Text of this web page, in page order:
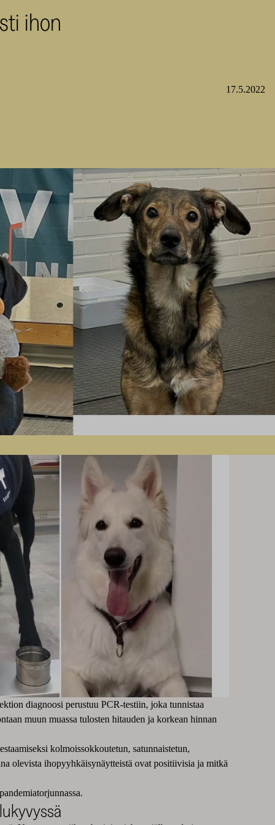
ihon
17.5.2022
diagnoosi perustuu PCR-testiin, joka tunnistaa
muun muassa tulosten hitauden ja korkean hinnan
kolmoissokkoutetun, satunnaistetun,
olevista ihopyyhkäisynäytteistä ovat positiivisia ja mitkä